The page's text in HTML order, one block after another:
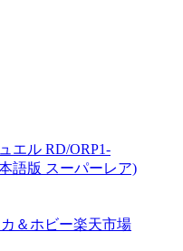
エル RD/ORP1-
語版 スーパーレア)
＆ホビー楽天市場